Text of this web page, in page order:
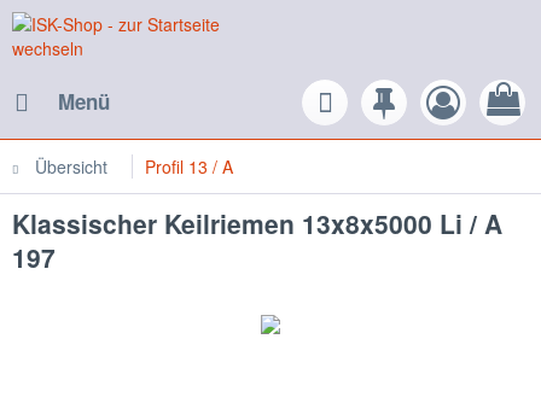
Menü
Übersicht Profil 13 / A
Klassischer Keilriemen 13x8x5000 Li / A
197